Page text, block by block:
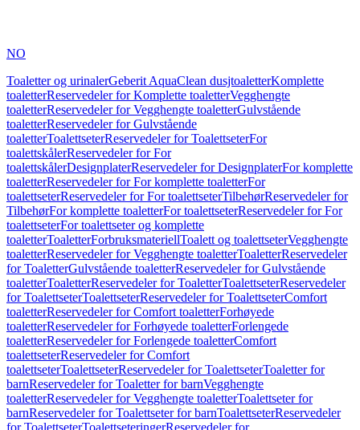
NO
Toaletter og urinalerGeberit AquaClean dusjtoaletterKomplette
toaletterReservedeler for Komplette toaletterVegghengte
toaletterReservedeler for Vegghengte toaletterGulvstående
toaletterReservedeler for Gulvstående
toaletterToalettseterReservedeler for ToalettseterFor
toalettskålerReservedeler for For
toalettskålerDesignplaterReservedeler for DesignplaterFor komplette
toaletterReservedeler for For komplette toaletterFor
toalettseterReservedeler for For toalettseterTilbehørReservedeler for
TilbehørFor komplette toaletterFor toalettseterReservedeler for For
toalettseterFor toalettseter og komplette
toaletterToaletterForbruksmateriellToalett og toalettseterVegghengte
toaletterReservedeler for Vegghengte toaletterToaletterReservedeler
for ToaletterGulvstående toaletterReservedeler for Gulvstående
toaletterToaletterReservedeler for ToaletterToalettseterReservedeler
for ToalettseterToalettseterReservedeler for ToalettseterComfort
toaletterReservedeler for Comfort toaletterForhøyede
toaletterReservedeler for Forhøyede toaletterForlengede
toaletterReservedeler for Forlengede toaletterComfort
toalettseterReservedeler for Comfort
toalettseterToalettseterReservedeler for ToalettseterToaletter for
barnReservedeler for Toaletter for barnVegghengte
toaletterReservedeler for Vegghengte toaletterToalettseter for
barnReservedeler for Toalettseter for barnToalettseterReservedeler
for ToalettseterToalettseteringerReservedeler for